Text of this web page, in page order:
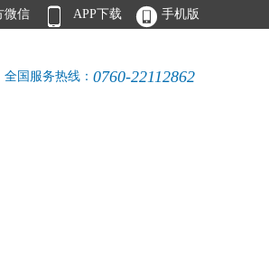
微信  APP下载  手机版
国服务热线： 0760-22112862